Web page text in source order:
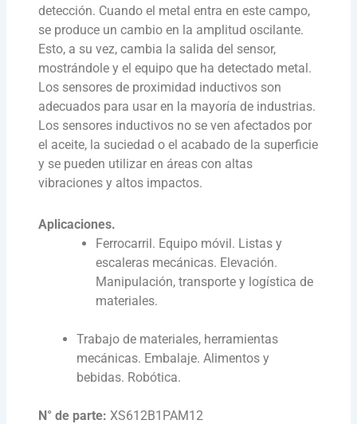
detección. Cuando el metal entra en este campo,
se produce un cambio en la amplitud oscilante.
Esto, a su vez, cambia la salida del sensor,
mostrándole y el equipo que ha detectado metal.
Los sensores de proximidad inductivos son
adecuados para usar en la mayoría de industrias.
Los sensores inductivos no se ven afectados por
el aceite, la suciedad o el acabado de la superficie
y se pueden utilizar en áreas con altas
vibraciones y altos impactos.
Aplicaciones.
Ferrocarril. Equipo móvil. Listas y
escaleras mecánicas. Elevación.
Manipulación, transporte y logística de
materiales.
Trabajo de materiales, herramientas
mecánicas. Embalaje. Alimentos y
bebidas. Robótica.
N° de parte: XS612B1PAM12